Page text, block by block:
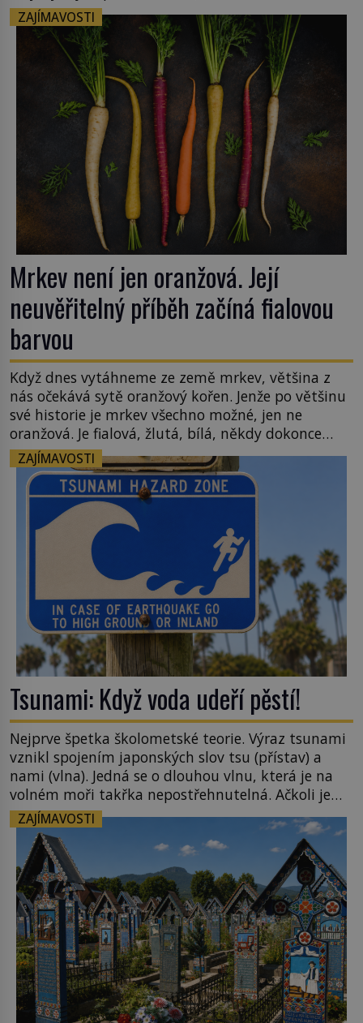
nezajímají. Proč je však ona letní doba spojovaná
zrovna s okurkami? Okurkovou sezónu známe už
od poloviny 19. století, ovšem jako Češi […]
ZAJÍMAVOSTI
Mrkev není jen oranžová. Její
neuvěřitelný příběh začíná fialovou
barvou
Když dnes vytáhneme ze země mrkev, většina z
nás očekává sytě oranžový kořen. Jenže po většinu
své historie je mrkev všechno možné, jen ne
oranžová. Je fialová, žlutá, bílá, někdy dokonce
téměř černá. Až díky stovkám let pečlivého
šlechtění se z ní stává zelenina, bez které si českou
zahradu ani nedokážeme představit. Její příběh je
ZAJÍMAVOSTI
Tsunami: Když voda udeří pěstí!
Nejprve špetka školometské teorie. Výraz tsunami
vznikl spojením japonských slov tsu (přístav) a
nami (vlna). Jedná se o dlouhou vlnu, která je na
volném moři takřka nepostřehnutelná. Ačkoli je
vlnová délka tsunami i 300 kilometrů, výška vlny
na volném moři je maximálně 1,5 metru. Máme se
podobné obří vlny obávat i v Evropě? Vznik
tsunami si […]
ZAJÍMAVOSTI